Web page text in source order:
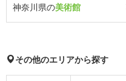
神奈川県の美術館
その他のエリアから探す